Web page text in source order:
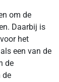
om de
Daarbij is
het
een van de
de
de